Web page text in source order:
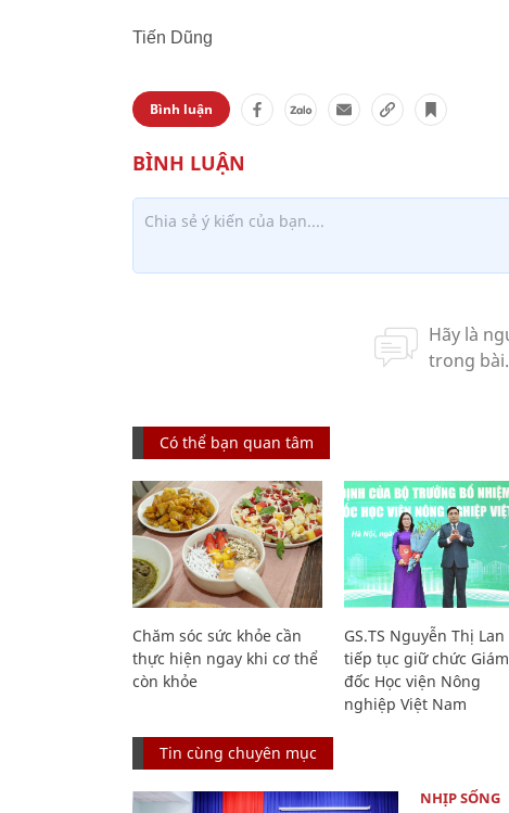
Tiến Dũng
Bình luận
Có thể bạn quan tâm
Chăm sóc sức khỏe cần
thực hiện ngay khi cơ thể
còn khỏe
GS.TS Nguyễn Thị Lan
tiếp tục giữ chức Giám
đốc Học viện Nông
nghiệp Việt Nam
Tin cùng chuyên mục
NHỊP SỐNG